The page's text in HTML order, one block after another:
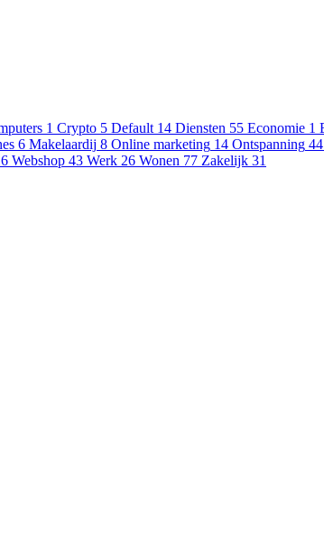
1 Crypto 5 Default 14 Diensten 55 Economie 1
6 Makelaardij 8 Online marketing 14 Ontspanning 44
Webshop 43 Werk 26 Wonen 77 Zakelijk 31